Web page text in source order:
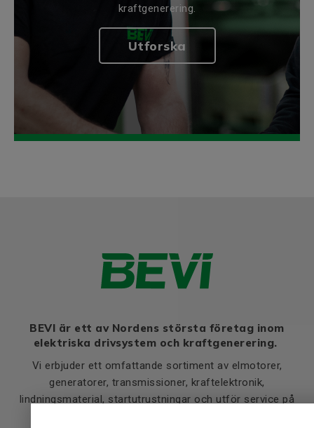
kraftgenerering.
Utforska
BEVI är ett av Nordens största företag inom
elektriska drivsystem och kraftgenerering.
Vi erbjuder ett omfattande sortiment av elmotorer,
generatorer, transmissioner, kraftelektronik,
lindningsmaterial, startutrustningar och utför service på